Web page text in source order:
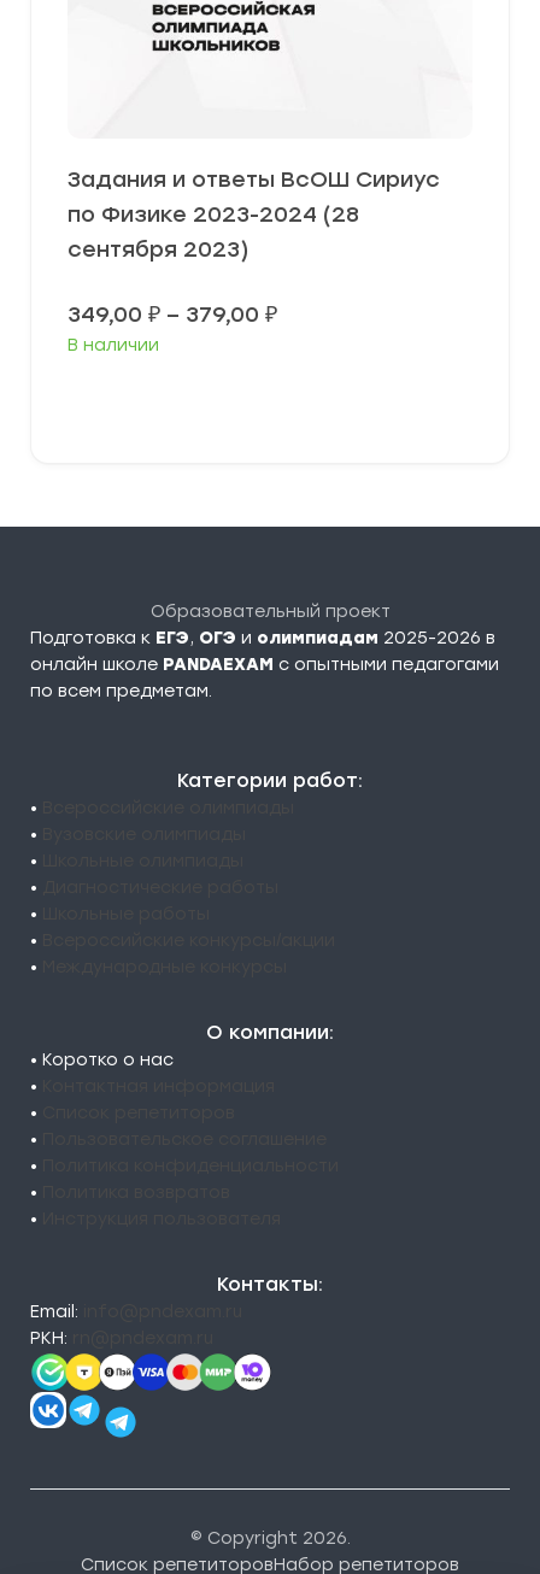
Задания и ответы ВсОШ Сириус
по Физике 2023-2024 (28
сентября 2023)
349,00 ₽ – 379,00 ₽Диапазон
В наличии
Образовательный проект
Подготовка к ЕГЭ, ОГЭ и олимпиадам 2025-2026 в
онлайн школе PANDAEXAM c опытными педагогами
по всем предметам.
Категории работ:
•
•
•
•
•
•
•
О компании:
• Коротко о нас
•
•
•
•
•
•
Контакты:
Email:
РКН:
© Copyright 2026.
Список репетиторовНабор репетиторов